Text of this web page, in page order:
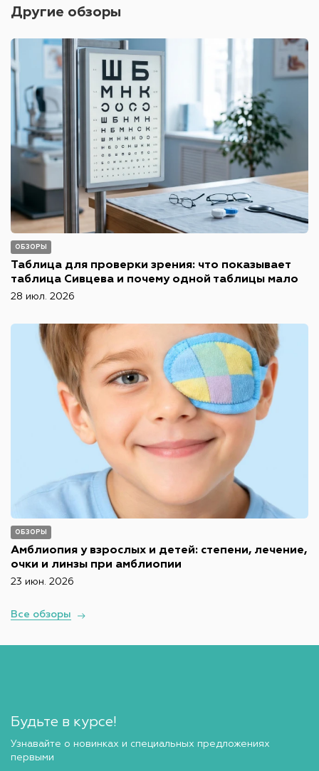
Другие обзоры
ОБЗОРЫ
Таблица для проверки зрения: что показывает
таблица Сивцева и почему одной таблицы мало
28 июл. 2026
ОБЗОРЫ
Амблиопия у взрослых и детей: степени, лечение,
очки и линзы при амблиопии
23 июн. 2026
Все обзоры
Будьте в курсе!
Узнавайте о новинках и специальных предложениях
первыми